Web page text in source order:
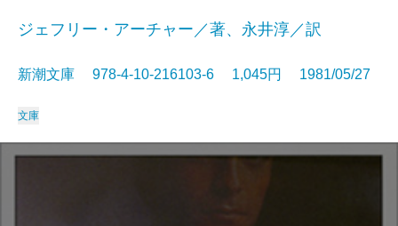
ジェフリー・アーチャー／著、永井淳／訳
新潮文庫 978-4-10-216103-6 1,045円 1981/05/27
文庫